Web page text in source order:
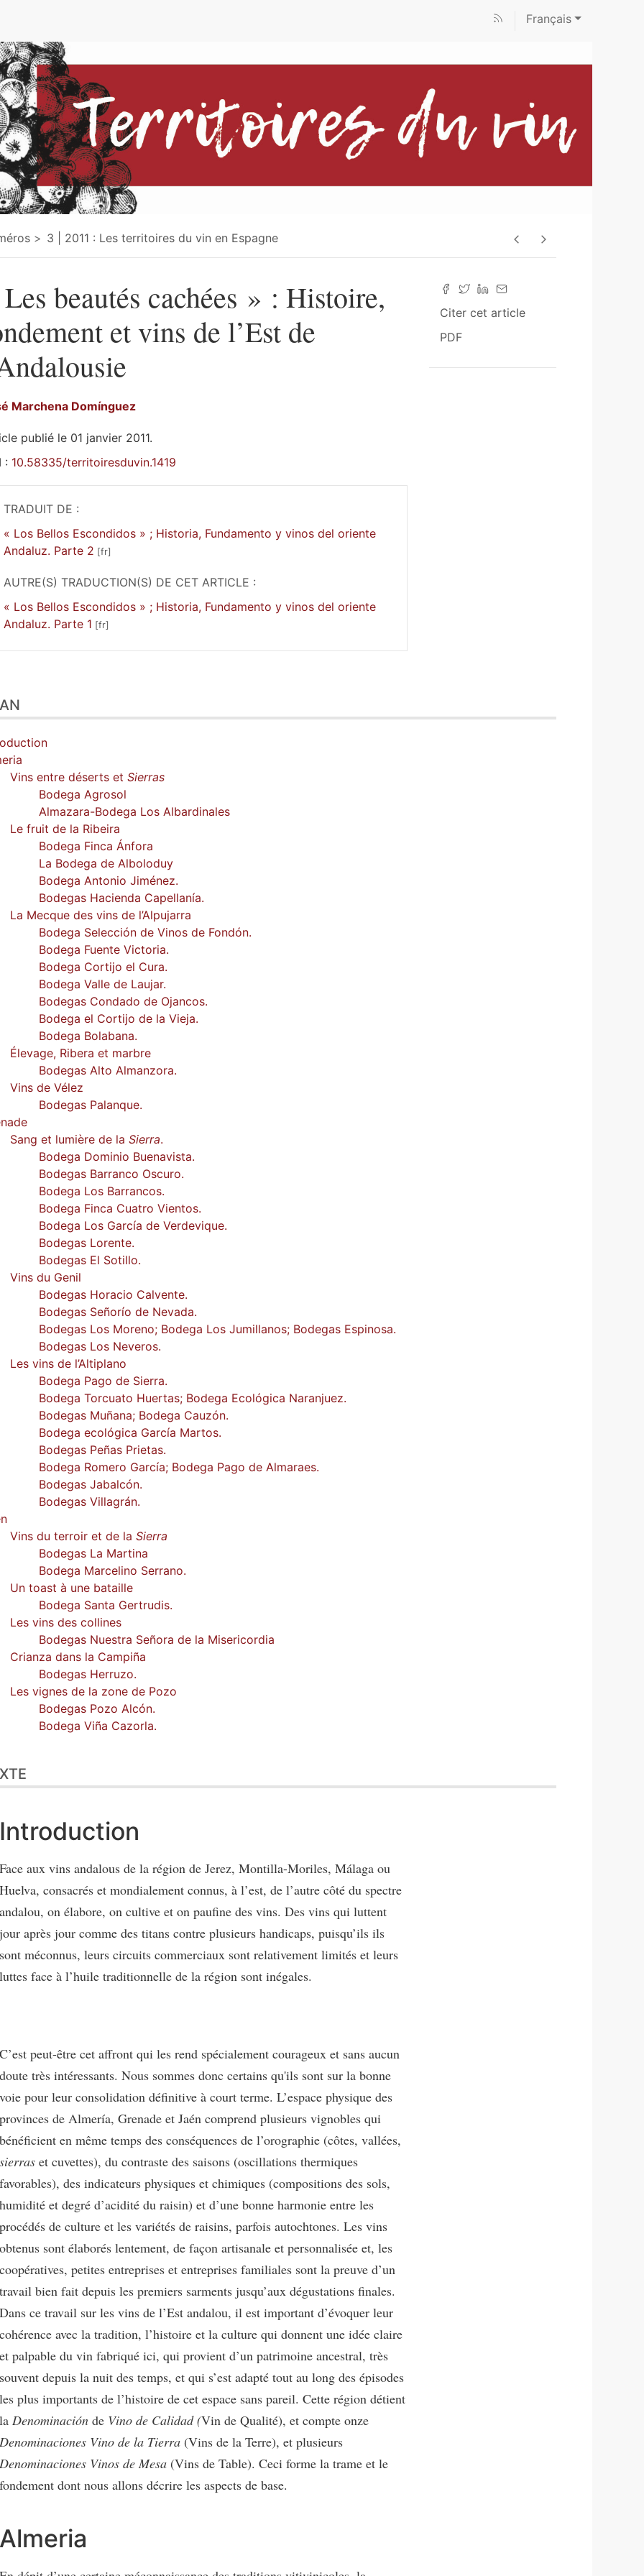
Français
3 | 2011 : Les territoires du vin en Espagne
Citer cet article
PDF
beautés cachées » : Histoire,
et vins de l’Est de
Marchena Domínguez
publié le 01 janvier 2011.
: 10.58335/territoiresduvin.1419
TRADUIT DE :
« Los Bellos Escondidos » ; Historia, Fundamento y vinos del oriente
Andaluz. Parte 2
AUTRE(S) TRADUCTION(S) DE CET ARTICLE :
« Los Bellos Escondidos » ; Historia, Fundamento y vinos del oriente
Andaluz. Parte 1
cet article
Vins entre déserts et Sierras
Bodega Agrosol
Almazara-Bodega Los Albardinales
Le fruit de la Ribeira
Bodega Finca Ánfora
La Bodega de Alboloduy
Bodega Antonio Jiménez.
Bodegas Hacienda Capellanía.
La Mecque des vins de l’Alpujarra
Bodega Selección de Vinos de Fondón.
Bodega Fuente Victoria.
Bodega Cortijo el Cura.
Bodega Valle de Laujar.
Bodegas Condado de Ojancos.
Bodega el Cortijo de la Vieja.
Bodega Bolabana.
Élevage, Ribera et marbre
Bodegas Alto Almanzora.
Vins de Vélez
Bodegas Palanque.
Sang et lumière de la Sierra.
Bodega Dominio Buenavista.
Bodegas Barranco Oscuro.
Bodega Los Barrancos.
Bodega Finca Cuatro Vientos.
Bodega Los García de Verdevique.
Bodegas Lorente.
Bodegas El Sotillo.
Vins du Genil
Bodegas Horacio Calvente.
Bodegas Señorío de Nevada.
Bodegas Los Moreno; Bodega Los Jumillanos; Bodegas Espinosa.
Bodegas Los Neveros.
Les vins de l’Altiplano
Bodega Pago de Sierra.
Bodega Torcuato Huertas; Bodega Ecológica Naranjuez.
Bodegas Muñana; Bodega Cauzón.
Bodega ecológica García Martos.
Bodegas Peñas Prietas.
Bodega Romero García; Bodega Pago de Almaraes.
Bodegas Jabalcón.
Bodegas Villagrán.
Vins du terroir et de la Sierra
Bodegas La Martina
Bodega Marcelino Serrano.
Un toast à une bataille
Bodega Santa Gertrudis.
Les vins des collines
Bodegas Nuestra Señora de la Misericordia
Crianza dans la Campiña
Bodegas Herruzo.
Les vignes de la zone de Pozo
Bodegas Pozo Alcón.
Bodega Viña Cazorla.
Introduction
Face aux vins andalous de la région de Jerez, Montilla-Moriles, Málaga ou
Huelva, consacrés et mondialement connus, à l’est, de l’autre côté du spectre
andalou, on élabore, on cultive et on paufine des vins. Des vins qui luttent
jour après jour comme des titans contre plusieurs handicaps, puisqu’ils ils
sont méconnus, leurs circuits commerciaux sont relativement limités et leurs
luttes face à l’huile traditionnelle de la région sont inégales.
C’est peut-être cet affront qui les rend spécialement courageux et sans aucun
doute très intéressants. Nous sommes donc certains qu'ils sont sur la bonne
voie pour leur consolidation définitive à court terme. L’espace physique des
provinces de Almería, Grenade et Jaén comprend plusieurs vignobles qui
bénéficient en même temps des conséquences de l’orographie (côtes, vallées,
sierras et cuvettes), du contraste des saisons (oscillations thermiques
favorables), des indicateurs physiques et chimiques (compositions des sols,
humidité et degré d’acidité du raisin) et d’une bonne harmonie entre les
procédés de culture et les variétés de raisins, parfois autochtones. Les vins
obtenus sont élaborés lentement, de façon artisanale et personnalisée et, les
coopératives, petites entreprises et entreprises familiales sont la preuve d’un
travail bien fait depuis les premiers sarments jusqu’aux dégustations finales.
Dans ce travail sur les vins de l’Est andalou, il est important d’évoquer leur
cohérence avec la tradition, l’histoire et la culture qui donnent une idée claire
et palpable du vin fabriqué ici, qui provient d’un patrimoine ancestral, très
souvent depuis la nuit des temps, et qui s’est adapté tout au long des épisodes
les plus importants de l’histoire de cet espace sans pareil. Cette région détient
la Denominación de Vino de Calidad (Vin de Qualité), et compte onze
Denominaciones Vino de la Tierra (Vins de la Terre), et plusieurs
Denominaciones Vinos de Mesa (Vins de Table). Ceci forme la trame et le
fondement dont nous allons décrire les aspects de base.
Almeria